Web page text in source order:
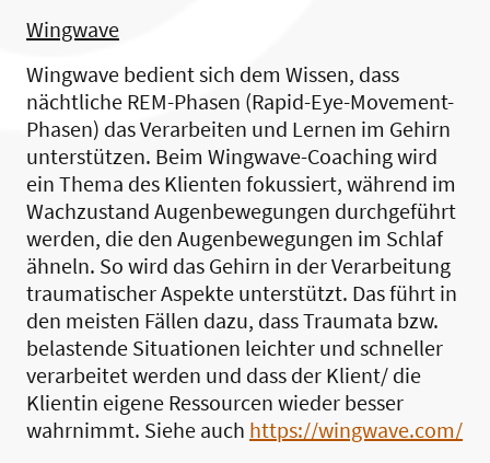
Wingwave
Wingwave bedient sich dem Wissen, dass
nächtliche REM-Phasen (Rapid-Eye-Movement-
Phasen) das Verarbeiten und Lernen im Gehirn
unterstützen. Beim Wingwave-Coaching wird
ein Thema des Klienten fokussiert, während im
Wachzustand Augenbewegungen durchgeführt
werden, die den Augenbewegungen im Schlaf
ähneln. So wird das Gehirn in der Verarbeitung
traumatischer Aspekte unterstützt. Das führt in
den meisten Fällen dazu, dass Traumata bzw.
belastende Situationen leichter und schneller
verarbeitet werden und dass der Klient/ die
Klientin eigene Ressourcen wieder besser
wahrnimmt. Siehe auch https://wingwave.com/